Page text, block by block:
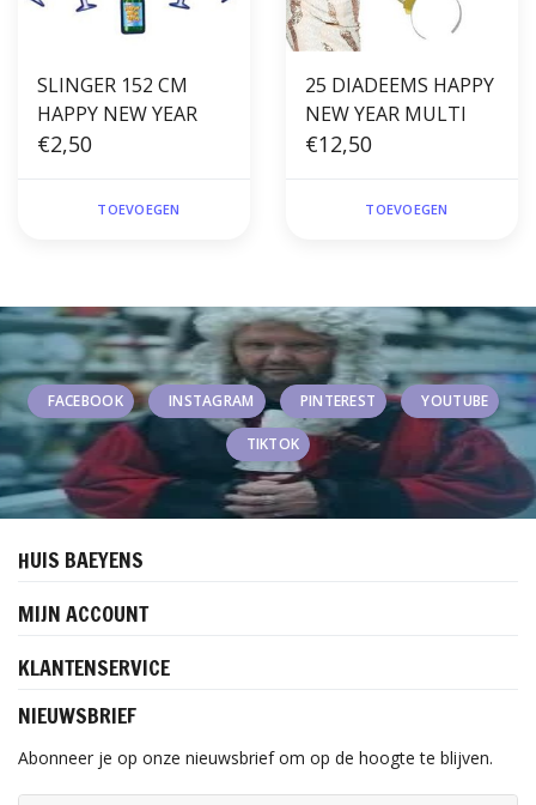
SLINGER 152 CM
HAPPY NEW YEAR
€2,50
TOEVOEGEN
25 DIADEEMS HAPPY
NEW YEAR MULTI
€12,50
TOEVOEGEN
FACEBOOK INSTAGRAM PINTEREST YOUTUBE
TIKTOK
HUIS BAEYENS
MIJN ACCOUNT
KLANTENSERVICE
NIEUWSBRIEF
Abonneer je op onze nieuwsbrief om op de hoogte te blijven.